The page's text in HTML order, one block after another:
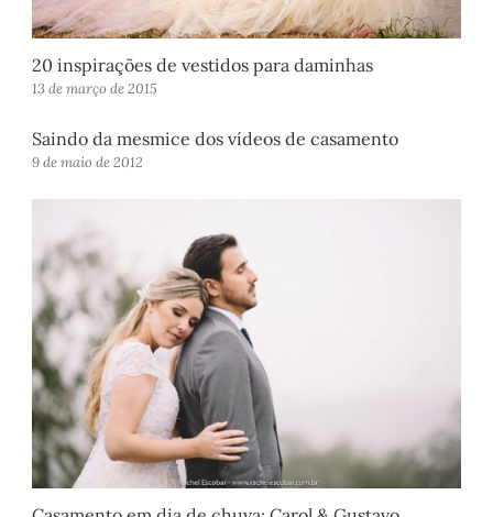
20 inspirações de vestidos para daminhas
13 de março de 2015
Saindo da mesmice dos vídeos de casamento
9 de maio de 2012